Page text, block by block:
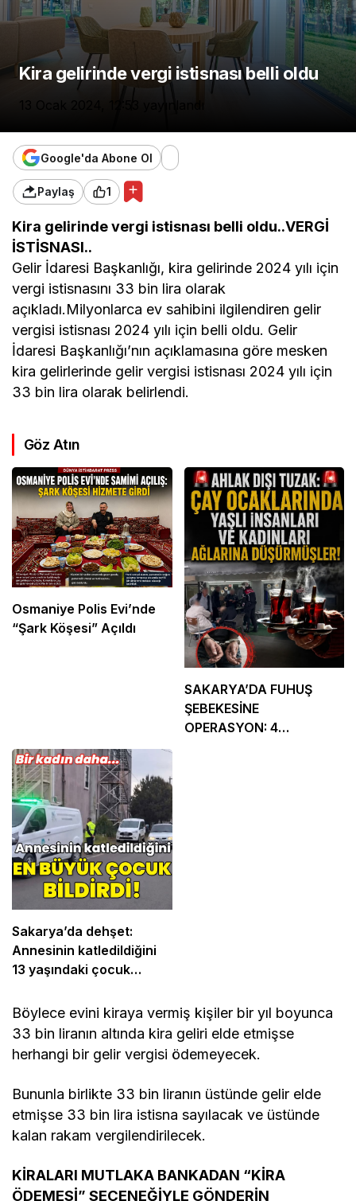
Kira gelirinde vergi istisnası belli oldu
13 Ocak 2024, 12:53
Google'da Abone Ol
Paylaş 1
Kira gelirinde vergi istisnası belli oldu..VERGİ
İSTİSNASI..
Gelir İdaresi Başkanlığı, kira gelirinde 2024 yılı için
vergi istisnasını 33 bin lira olarak
açıkladı.Milyonlarca ev sahibini ilgilendiren gelir
vergisi istisnası 2024 yılı için belli oldu. Gelir
İdaresi Başkanlığı’nın açıklamasına göre mesken
kira gelirlerinde gelir vergisi istisnası 2024 yılı için
33 bin lira olarak belirlendi.
Göz Atın
Osmaniye Polis Evi’nde
“Şark Köşesi” Açıldı
SAKARYA’DA FUHUŞ
ŞEBEKESİNE
OPERASYON: 4
Sakarya’da dehşet:
Annesinin katledildiğini
13 yaşındaki çocuk
Böylece evini kiraya vermiş kişiler bir yıl boyunca
33 bin liranın altında kira geliri elde etmişse
herhangi bir gelir vergisi ödemeyecek.
Bununla birlikte 33 bin liranın üstünde gelir elde
etmişse 33 bin lira istisna sayılacak ve üstünde
kalan rakam vergilendirilecek.
KİRALARI MUTLAKA BANKADAN “KİRA
ÖDEMESİ” SEÇENEĞİYLE GÖNDERİN